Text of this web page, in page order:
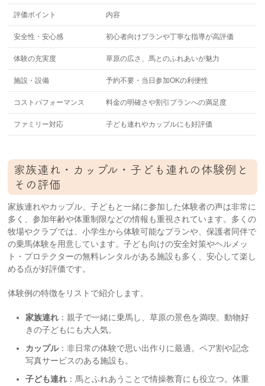
評価ポイント 内容
安全性・安心感 初心者向けプランや丁寧な指導が高評価
体験の充実度 草原の広さ、馬とのふれあいが魅力
施設・設備 予約不要・当日参加OKの利便性
コストパフォーマンス 料金の明確さや割引プランへの満足度
ファミリー対応 子ども連れやカップルにも好評価
家族連れ・カップル・子ども連れの体験例と
その評価
家族連れやカップル、子どもと一緒に参加した体験者の声は非常に
多く、参加年齢や体重制限などの情報も重視されています。多くの
牧場やクラブでは、小学生から体験可能なプランや、保護者同伴で
の乗馬体験を用意しています。子ども向けの安全対策やヘルメッ
ト・プロテクターの無料レンタルがある施設も多く、安心して楽し
める点が好評価です。
体験例の特徴をリストで紹介します。
家族連れ ：親子で一緒に乗馬し、草原の景色を満喫。動物好
きの子どもにも大人気。
カップル：非日常の体験で思い出作りに最適。ペア割や記念
写真サービスのある施設も。
子ども連れ ：馬とふれあうことで情操教育にも役立つ。体重